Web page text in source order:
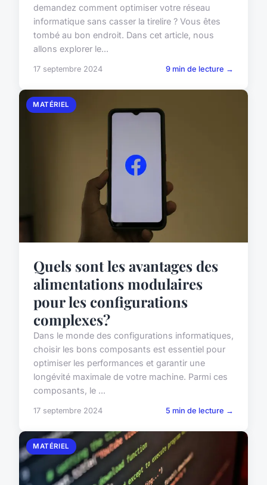
demandez comment optimiser votre réseau
informatique sans casser la tirelire ? Vous êtes
tombé au bon endroit. Dans cet article, nous
allons explorer le...
17 septembre 2024 9 min de lecture →
MATÉRIEL
Quels sont les avantages des
alimentations modulaires
pour les configurations
complexes?
Dans le monde des configurations informatiques,
choisir les bons composants est essentiel pour
optimiser les performances et garantir une
longévité maximale de votre machine. Parmi ces
composants, le ...
17 septembre 2024 5 min de lecture →
MATÉRIEL